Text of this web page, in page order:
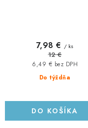
Do týždňa
6,49 € bez DPH
7,98 € / ks
12 €
DO KOŠÍKA